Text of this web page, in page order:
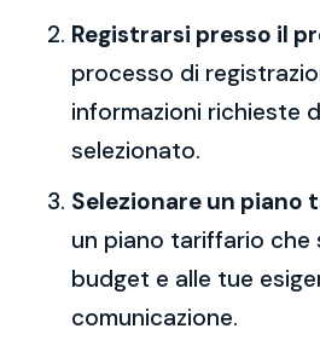
Registrarsi presso il
processo di
informazioni richieste
selezionato.
Selezionare un piano
un piano tariffario che
budget e alle tue
comunicazione.